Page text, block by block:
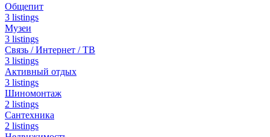
Общепит
3 listings
Музеи
3 listings
Связь / Интернет / ТВ
3 listings
Активный отдых
3 listings
Шиномонтаж
2 listings
Сантехника
2 listings